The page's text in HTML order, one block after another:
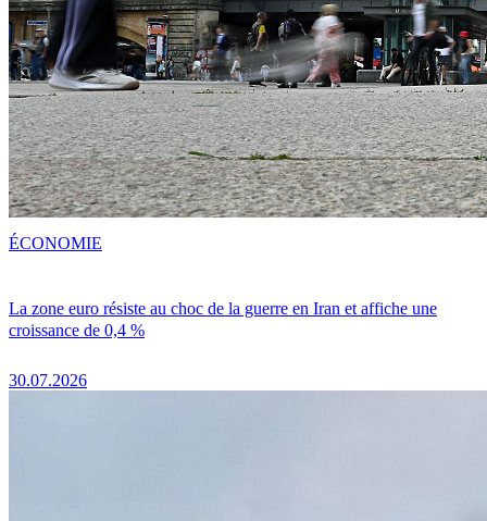
La zone euro résiste au choc de la guerre en Iran et affiche une
croissance de 0,4 %
30.07.2026
ÉCONOMIE